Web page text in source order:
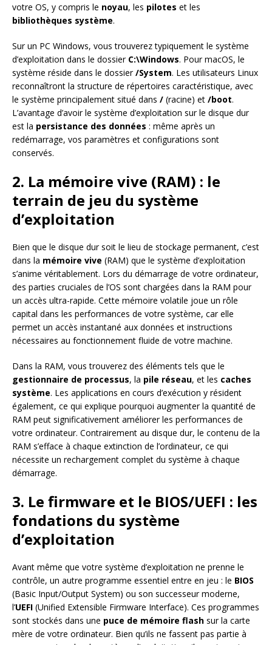
votre OS, y compris le noyau, les pilotes et les
bibliothèques système.
Sur un PC Windows, vous trouverez typiquement le système
d’exploitation dans le dossier C:\Windows. Pour macOS, le
système réside dans le dossier/System. Les utilisateurs Linux
reconnaîtront la structure de répertoires caractéristique, avec
le système principalement situé dans / (racine) et /boot.
L’avantage d’avoir le système d’exploitation sur le disque dur
est la persistance des données : même après un
redémarrage, vos paramètres et configurations sont
conservés.
2. La mémoire vive (RAM) : le
terrain de jeu du système
d’exploitation
Bien que le disque dur soit le lieu de stockage permanent, c’est
dans la mémoire vive (RAM) que le système d’exploitation
s’anime véritablement. Lors du démarrage de votre ordinateur,
des parties cruciales de l’OS sont chargées dans la RAM pour
un accès ultra-rapide. Cette mémoire volatile joue un rôle
capital dans les performances de votre système, car elle
permet un accès instantané aux données et instructions
nécessaires au fonctionnement fluide de votre machine.
Dans la RAM, vous trouverez des éléments tels que le
gestionnaire de processus, la pile réseau, et les caches
système. Les applications en cours d’exécution y résident
également, ce qui explique pourquoi augmenter la quantité de
RAM peut significativement améliorer les performances de
votre ordinateur. Contrairement au disque dur, le contenu de la
RAM s’efface à chaque extinction de l’ordinateur, ce qui
nécessite un rechargement complet du système à chaque
démarrage.
3. Le firmware et le BIOS/UEFI : les
fondations du système
d’exploitation
Avant même que votre système d’exploitation ne prenne le
contrôle, un autre programme essentiel entre en jeu : le BIOS
(Basic Input/Output System) ou son successeur moderne,
l’UEFI (Unified Extensible Firmware Interface). Ces programmes
sont stockés dans une puce de mémoire flash sur la carte
mère de votre ordinateur. Bien qu’ils ne fassent pas partie à